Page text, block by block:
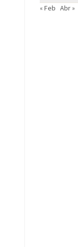
« Feb Abr »